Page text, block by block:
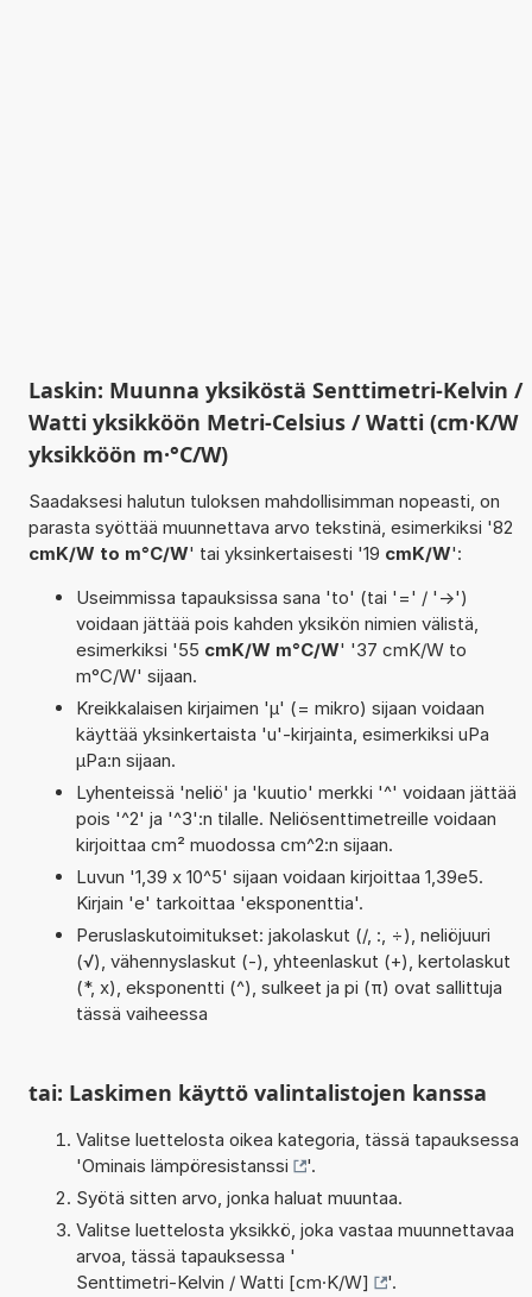
Laskin: Muunna yksiköstä Senttimetri-Kelvin /
Watti yksikköön Metri-Celsius / Watti (cm·K/W
yksikköön m·°C/W)
Saadaksesi halutun tuloksen mahdollisimman nopeasti, on
parasta syöttää muunnettava arvo tekstinä, esimerkiksi '82
cmK/W to m°C/W' tai yksinkertaisesti '19 cmK/W':
Useimmissa tapauksissa sana 'to' (tai '=' / '->')
voidaan jättää pois kahden yksikön nimien välistä,
esimerkiksi '55 cmK/W m°C/W' '37 cmK/W to
m°C/W' sijaan.
Kreikkalaisen kirjaimen 'µ' (= mikro) sijaan voidaan
käyttää yksinkertaista 'u'-kirjainta, esimerkiksi uPa
µPa:n sijaan.
Lyhenteissä 'neliö' ja 'kuutio' merkki '^' voidaan jättää
pois '^2' ja '^3':n tilalle. Neliösenttimetreille voidaan
kirjoittaa cm² muodossa cm^2:n sijaan.
Luvun '1,39 x 10^5' sijaan voidaan kirjoittaa 1,39e5.
Kirjain 'e' tarkoittaa 'eksponenttia'.
Peruslaskutoimitukset: jakolaskut (/, :, ÷), neliöjuuri
(√), vähennyslaskut (-), yhteenlaskut (+), kertolaskut
(*, x), eksponentti (^), sulkeet ja pi (π) ovat sallittuja
tässä vaiheessa
tai: Laskimen käyttö valintalistojen kanssa
Valitse luettelosta oikea kategoria, tässä tapauksessa
'Ominais lämpöresistanssi
'.
Syötä sitten arvo, jonka haluat muuntaa.
Valitse luettelosta yksikkö, joka vastaa muunnettavaa
arvoa, tässä tapauksessa '
Senttimetri-Kelvin / Watti [cm·K/W]
'.